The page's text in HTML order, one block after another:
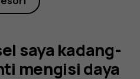
saya kadang-
mengisi daya